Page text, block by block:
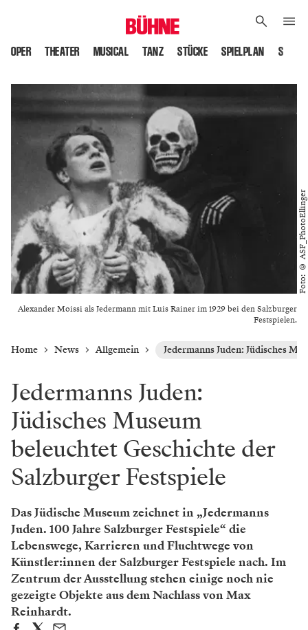
OPER THEATER MUSICAL TANZ STÜCKE SPIELPLAN
Alexander Moissi als Jedermann mit Luis Rainer im 1929 bei den Salzburger
Festspielen.
Foto: © ASF_PhotoEllinger
Home News Allgemein Jedermanns Juden: Jüdisches
Jedermanns Juden:
Jüdisches Museum
beleuchtet Geschichte der
Salzburger Festspiele
Das Jüdische Museum zeichnet in „Jedermanns
Juden. 100 Jahre Salzburger Festspiele“ die
Lebenswege, Karrieren und Fluchtwege von
Künstler:innen der Salzburger Festspiele nach. Im
Zentrum der Ausstellung stehen einige noch nie
gezeigte Objekte aus dem Nachlass von Max
Reinhardt.